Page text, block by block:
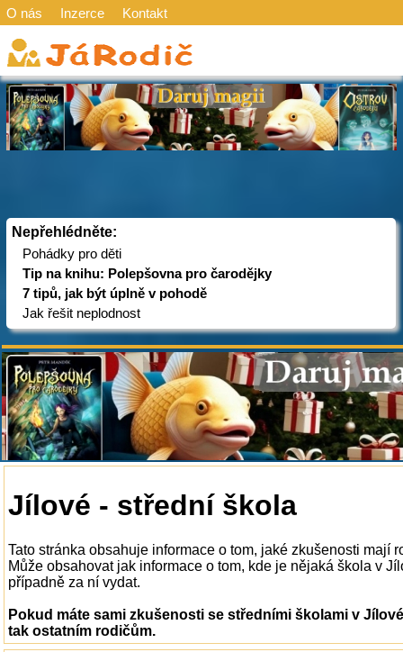
O nás Inzerce Kontakt
Nepřehlédněte:
Pohádky pro děti
Tip na knihu: Polepšovna pro čarodějky
7 tipů, jak být úplně v pohodě
Jak řešit neplodnost
Jílové - střední škola
Tato stránka obsahuje informace o tom, jaké zkušenosti mají
Může obsahovat jak informace o tom, kde je nějaká škola v
případně za ní vydat.
Pokud máte sami zkušenosti se středními školami v
tak ostatním rodičům.